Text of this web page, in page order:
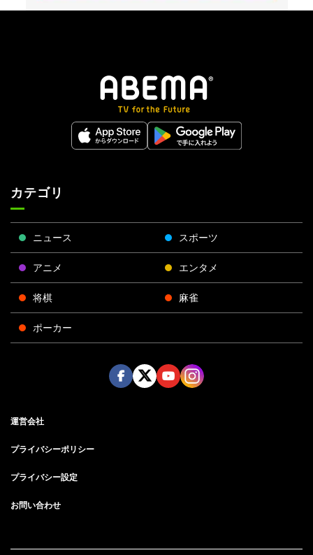
カテゴリ
ニュース スポーツ
アニメ エンタメ
将棋 麻雀
ポーカー
運営会社
プライバシーポリシー
プライバシー設定
お問い合わせ